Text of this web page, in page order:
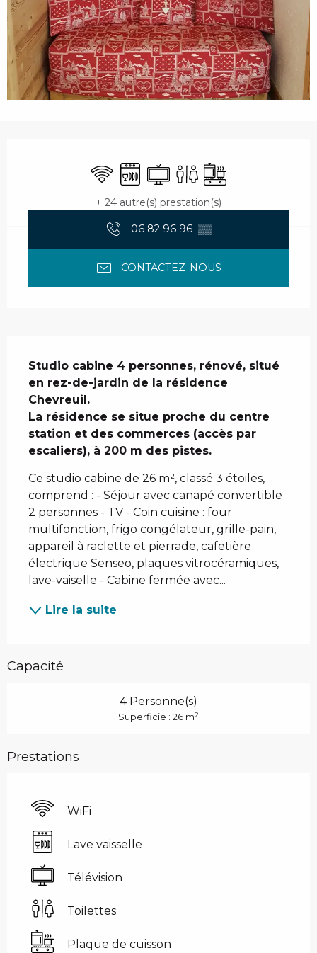
WiFi Lave vaisselle
TélévisionToilettesPlaque de cuisson
+ 24 autre(s) prestation(s)
06 82 96 96 ▒▒
CONTACTEZ-NOUS
Studio cabine 4 personnes, rénové, situé
en rez-de-jardin de la résidence
Chevreuil.
La résidence se situe proche du centre
station et des commerces (accès par
escaliers), à 200 m des pistes.
Ce studio cabine de 26 m², classé 3 étoiles,
comprend : - Séjour avec canapé convertible
2 personnes - TV - Coin cuisine : four
multifonction, frigo congélateur, grille-pain,
appareil à raclette et pierrade, cafetière
électrique Senseo, plaques vitrocéramiques,
lave-vaiselle - Cabine fermée avec...
Lire la suite
Capacité
4 Personne(s)
Superficie : 26 m2
Prestations
WiFi
Lave vaisselle
Télévision
Toilettes
Plaque de cuisson